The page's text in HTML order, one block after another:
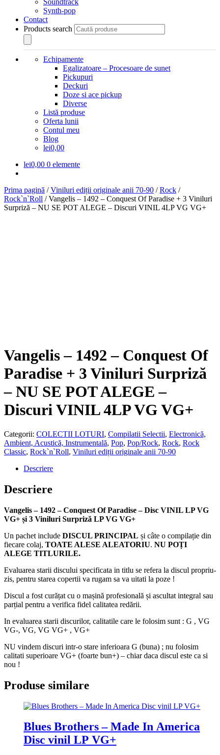
Soundtrack
Synth-pop
Contact
Products search
Echipamente
Egalizatoare – Procesoare de sunet
Pickupuri
Deckuri
Doze si ace pickup
Diverse
Listă produse
Oferta lunii
Contul meu
Blog
lei0,00
lei0,00 0 elemente
Prima pagină /Viniluri ediții originale anii 70-90 /Rock /
Rock`n`Roll /Vangelis ‎– 1492 – Conquest Of Paradise + 3 Viniluri
Surpriză – NU SE POT ALEGE – Discuri VINIL 4LP VG VG+
Vangelis ‎– 1492 – Conquest Of
Paradise + 3 Viniluri Surpriză
– NU SE POT ALEGE –
Discuri VINIL 4LP VG VG+
Categorii: COLECTII LOTURI, Compilatii Selectii, Electronică,
Ambient, Acustică, Instrumentală, Pop, Pop/Rock, Rock, Rock
Classic, Rock`n`Roll, Viniluri ediții originale anii 70-90
Descriere
Descriere
Vangelis ‎– 1492 – Conquest Of Paradise – Disc VINIL LP VG
VG+ și 3 Viniluri Surpriză LP VG VG+
Un pachet include DISCUL PRINCIPAL și câte o compilație din
fiecare colaj, TOATE ALESE ALEATORIU. NU POȚI
ALEGE TITLURILE.
Evaluarea starii discului specificata in titlu se refera la discul propriu-
zis, pentru starea copertii va rugam sa va uitati la poze !
Discul a fost curățat cu o mașină profesională și ascultat integral sau
parțial pentru a verifica fidel calitatea redării.
In evaluarea starii discurilor, calitatile care le folosim sunt : G , VG
VG-, VG, VG VG+ , VG+
NU vindem discuri intr-o stare inferioara G (buna) ; nu folosim
calitati superioare VG+ (foarte bun+) – chiar daca discul este ca si
nou !
Produse similare
Blues Brothers – Made In America
Disc vinil LP VG+